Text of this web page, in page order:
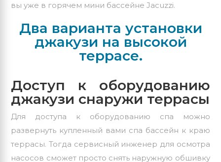
вы уже в горячем мини бассейне Jacuzzi.
Два варианта установки
джакузи на высокой
террасе.
Доступ к оборудованию
джакузи снаружи террасы
Для доступа к оборудованию спа можно
развернуть купленный вами спа бассейн к краю
террасы. Тогда сервисный инженер для осмотра
насосов сможет просто снять наружную обшивку